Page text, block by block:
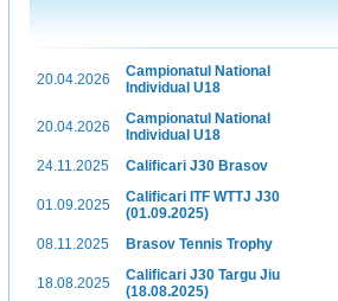
20.04.2026
Campionatul National
Individual U18
20.04.2026
Campionatul National
Individual U18
24.11.2025
Calificari J30 Brasov
01.09.2025
Calificari ITF WTTJ J30
(01.09.2025)
08.11.2025
Brasov Tennis Trophy
18.08.2025
Calificari J30 Targu Jiu
(18.08.2025)